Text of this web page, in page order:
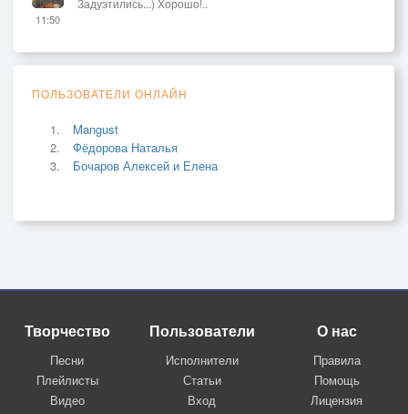
11:50
ПОЛЬЗОВАТЕЛИ ОНЛАЙН
Mangust
Фёдорова Наталья
Бочаров Алексей и Елена
Творчество
Песни
Плейлисты
Видео
Пользователи
Исполнители
Статьи
Вход
О нас
Правила
Помощь
Лицензия